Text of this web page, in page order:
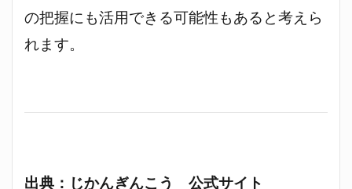
の把握にも活用できる可能性もあると考えら
れます。
出典：じかんぎんこう 公式サイト